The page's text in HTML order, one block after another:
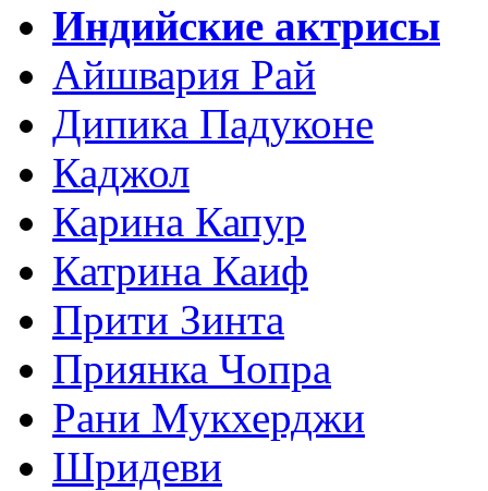
Индийские актрисы
Айшвария Рай
Дипика Падуконе
Каджол
Карина Капур
Катрина Каиф
Прити Зинта
Приянка Чопра
Рани Мукхерджи
Шридеви